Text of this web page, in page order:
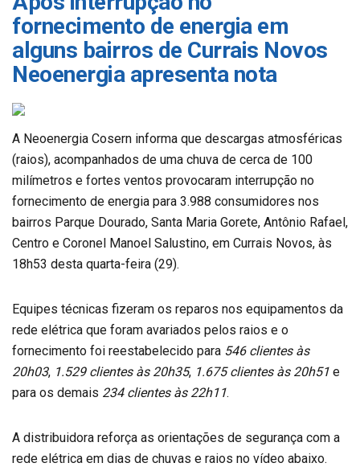
fornecimento de energia em
alguns bairros de Currais Novos
Neoenergia apresenta nota
A Neoenergia Cosern informa que descargas atmosféricas
(raios), acompanhados de uma chuva de cerca de 100
milímetros e fortes ventos provocaram interrupção no
fornecimento de energia para 3.988 consumidores nos
bairros Parque Dourado, Santa Maria Gorete, Antônio Rafael,
Centro e Coronel Manoel Salustino, em Currais Novos, às
18h53 desta quarta-feira (29).
Equipes técnicas fizeram os reparos nos equipamentos da
rede elétrica que foram avariados pelos raios e o
fornecimento foi reestabelecido para 546 clientes às
20h03, 1.529 clientes às 20h35, 1.675 clientes às 20h51 e
para os demais 234 clientes às 22h11.
A distribuidora reforça as orientações de segurança com a
rede elétrica em dias de chuvas e raios no vídeo abaixo.